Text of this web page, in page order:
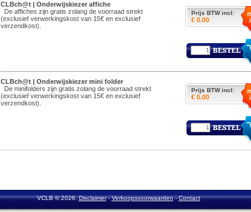
CLBch@t | Onderwijskiezer affiche
De affiches zijn gratis zolang de voorraad strekt
(exclusief verwerkingskost van 15€ en exclusief
verzendkost).
Prijs BTW incl:
€ 0.00
CLBch@t | Onderwijskiezer mini folder
De minifolders zijn gratis zolang de voorraad strekt
(exclusief verwerkingskost van 15€ en exclusief
verzendkost).
Prijs BTW incl:
€ 0.00
VCLB © 2026.Disclaimer-Verkoopsvoorwaarden-Contact